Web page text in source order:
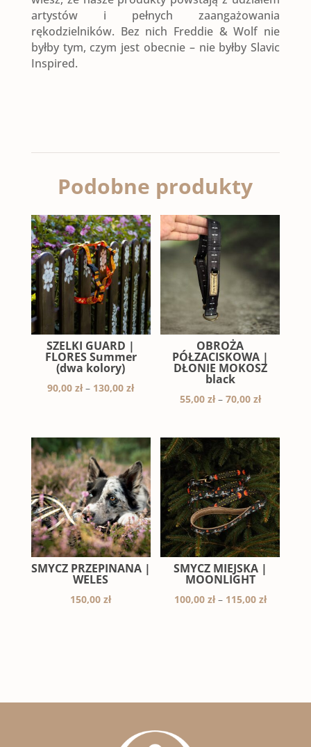
artystów i pełnych zaangażowania
rękodzielników. Bez nich Freddie & Wolf nie
byłby tym, czym jest obecnie – nie byłby Slavic
Inspired.
Podobne produkty
SZELKI GUARD |
FLORES Summer
(dwa kolory)
90,00zł – 130,00złZakres
90,00 zł
do
130,00 zł
OBROŻA
PÓŁZACISKOWA |
DŁONIE MOKOSZ
black
55,00 zł – 70,00 złZakres
od
55,00 zł
do
70,00 zł
SMYCZ PRZEPINANA |
WELES
150,00zł
SMYCZ MIEJSKA |
MOONLIGHT
100,00 zł – 115,00 złZakres